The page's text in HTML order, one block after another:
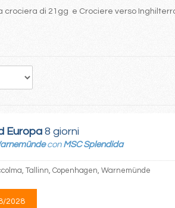
di 21gg e Crociere verso
Europa 8 giorni
con MSC Splendida
Tallinn, Copenhagen, Warnemünde
2028